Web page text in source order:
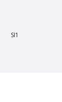
SI1